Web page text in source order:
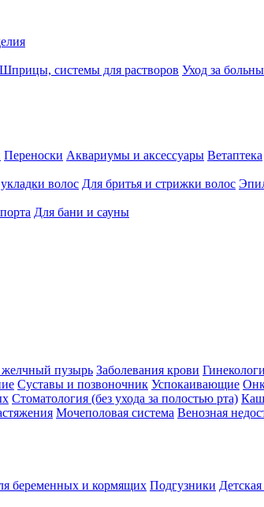
Шприцы, системы для растворов Уход за
Переноски Аквариумы и аксессуары Ветаптека
волос Для бритья и стрижки волос
Для бани и сауны
пузырь Заболевания крови
Суставы и позвоночник Успокаивающие
Стоматология (без ухода за полостью рта)
Мочеполовая система Венозная
беременных и кормящих Подгузники